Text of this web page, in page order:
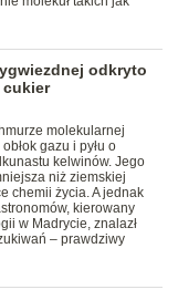
odkryto
cukier
molekularnej
gazu i pyłu o
kelwinów. Jego
niż ziemskiej
chemii życia. A jednak
kierowany
w Madrycie, znalazł
– prawdziwy